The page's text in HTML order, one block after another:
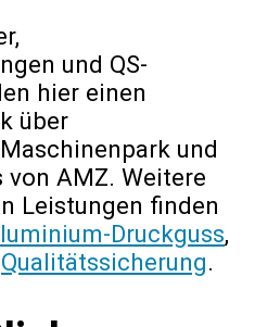
und QS-
hier einen
über
und
AMZ. Weitere
Leistungen finden
Druckguss,
Qualitätssicherung.